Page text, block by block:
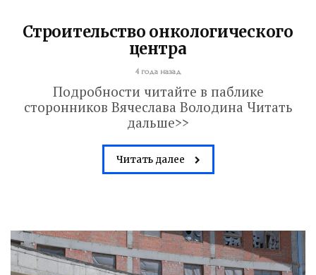
Строительство онкологического
центра
4 года назад
Подробности читайте в паблике
сторонников Вячеслава Володина Читать
дальше>>
Читать далее